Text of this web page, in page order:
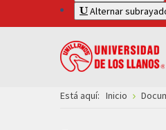
Alternar
Está aquí: Inicio